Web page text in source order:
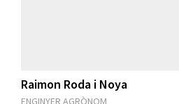
Raimon Roda i Noya
ENGINYER AGRÒNOM